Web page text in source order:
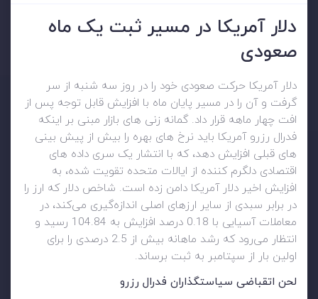
دلار آمریکا در مسیر ثبت یک ماه
صعودی
دلار آمریکا حرکت صعودی خود را در روز سه شنبه از سر
گرفت و آن را در مسیر پایان ماه با افزایش قابل توجه پس از
افت چهار ماهه قرار داد. گمانه زنی های بازار مبنی بر اینکه
فدرال رزرو آمریکا باید نرخ های بهره را بیش از پیش بینی
های قبلی افزایش دهد، که با انتشار یک سری داده های
اقتصادی دلگرم کننده از ایالات متحده تقویت شده، به
افزایش اخیر دلار آمریکا دامن زده است. شاخص دلار که ارز را
در برابر سبدی از سایر ارزهای اصلی اندازه‌گیری می‌کند، در
معاملات آسیایی با 0.18 درصد افزایش به 104.84 رسید و
انتظار می‌رود که رشد ماهانه بیش از 2.5 درصدی را برای
اولین بار از سپتامبر به ثبت برساند.
لحن اتقباضی سیاستگذاران فدرال رزرو